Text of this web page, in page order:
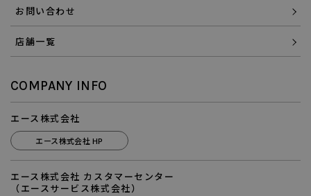
お問い合わせ
店舗一覧
COMPANY INFO
エース株式会社
エース株式会社 HP
エース株式会社 カスタマーセンター
（エースサービス株式会社）